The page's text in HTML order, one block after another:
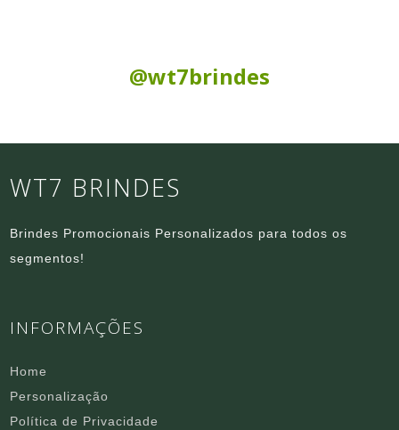
@wt7brindes
WT7 BRINDES
Brindes Promocionais Personalizados para todos os
segmentos!
INFORMAÇÕES
Home
Personalização
Política de Privacidade